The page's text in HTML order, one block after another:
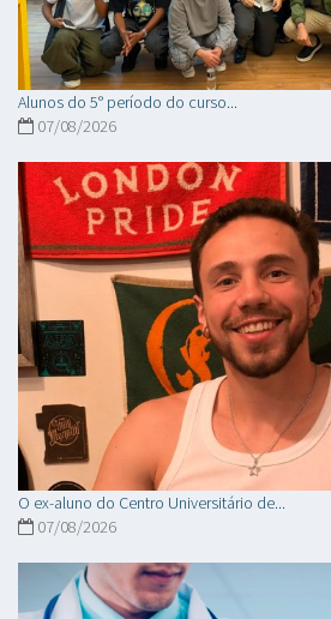
Alunos do 5° período do curso...
07/08/2026
O ex-aluno do Centro Universitário de...
07/08/2026